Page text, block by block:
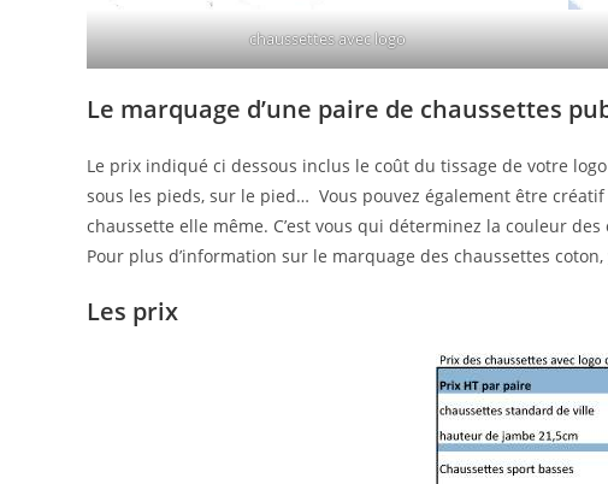
chaussettes avec logo
Le marquage d’une paire de chaussettes
Le prix indiqué ci dessous inclus le coût du tissage de votre
sous les pieds, sur le pied… Vous pouvez également être
chaussette elle même. C’est vous qui déterminez la couleur
Pour plus d’information sur le marquage des chaussettes coton,
Les prix